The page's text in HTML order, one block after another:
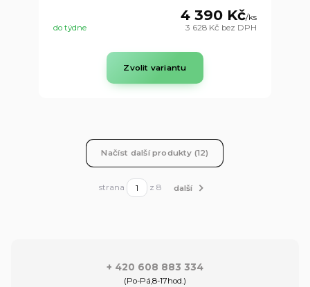
4 390 Kč/ks
3 628 Kč bez DPH
do týdne
Zvolit variantu
Načíst další produkty (12)
strana z 8 další
+ 420 608 883 334
(Po-Pá,8-17hod.)